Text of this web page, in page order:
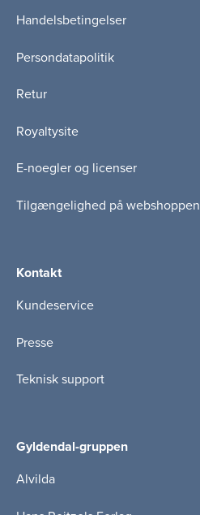
Handelsbetingelser
Persondatapolitik
Retur
Royaltysite
E-noegler og licenser
Tilgængelighed på webshoppen
Kontakt
Kundeservice
Presse
Teknisk support
Gyldendal-gruppen
Alvilda